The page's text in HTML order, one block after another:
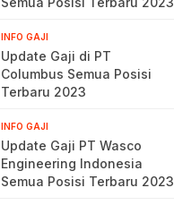
INFO GAJI
Update Gaji di PT
Columbus Semua Posisi
Terbaru 2023
INFO GAJI
Update Gaji PT Wasco
Engineering Indonesia
Semua Posisi Terbaru 2023